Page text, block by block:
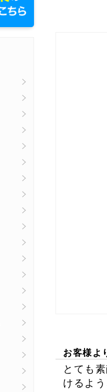
お客様よ
とても
けるよ